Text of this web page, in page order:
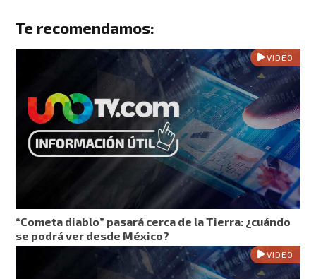
Te recomendamos:
VIDEO
“Cometa diablo” pasará cerca de la Tierra: ¿cuándo
se podrá ver desde México?
VIDEO